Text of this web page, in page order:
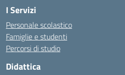
I Servizi
Personale scolastico
Famiglie e studenti
Percorsi di studio
Didattica